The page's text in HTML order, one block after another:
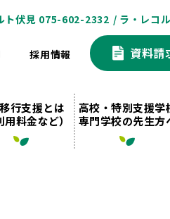
ト伏見 075-602-2332 / ラ・レコ
採用情報 資料請
行支援とは
用料金など）
高校・特別支援学
専門学校の先生方